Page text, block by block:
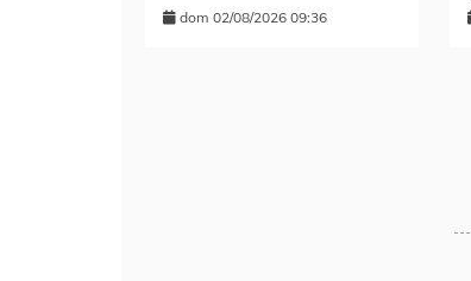
dom 02/08/2026 09:36